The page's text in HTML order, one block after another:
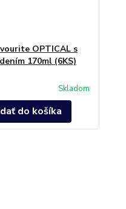
OPTICAL s
170ml (6KS)
Skladom
do košíka